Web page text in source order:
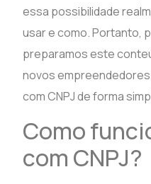
essa possibilidade
usar e como. Portanto,
preparamos este
novos
com CNPJ de forma
Como
com CNPJ?